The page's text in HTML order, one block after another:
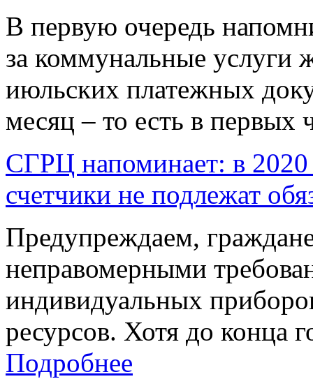
В первую очередь
за коммунальные услуги
июльских платежных
месяц – то есть в первых
СГРЦ напоминает: в
счетчики не подлежат
Предупреждаем,
неправомерными
индивидуальных
ресурсов. Хотя до конца
Подробнее